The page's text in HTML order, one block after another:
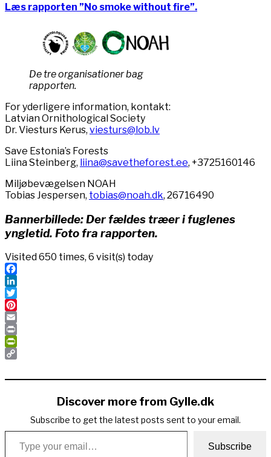
Læs rapporten ”No smoke without fire”.
De tre organisationer bag
rapporten.
For yderligere information, kontakt:
Latvian Ornithological Society
Dr. Viesturs Kerus, viesturs@lob.lv
Save Estonia’s Forests
Liina Steinberg, liina@savetheforest.ee, +3725160146
Miljøbevægelsen NOAH
Tobias Jespersen, tobias@noah.dk, 26716490
Bannerbillede: Der fældes træer i fuglenes
yngletid. Foto fra rapporten.
Visited 650 times, 6 visit(s) today
Facebook
LinkedIn
Twitter
Pinterest
Email
Print
PrintFriendly
Link
Discover more from Gylle.dk
Subscribe to get the latest posts sent to your email.
Type your email…
Subscribe